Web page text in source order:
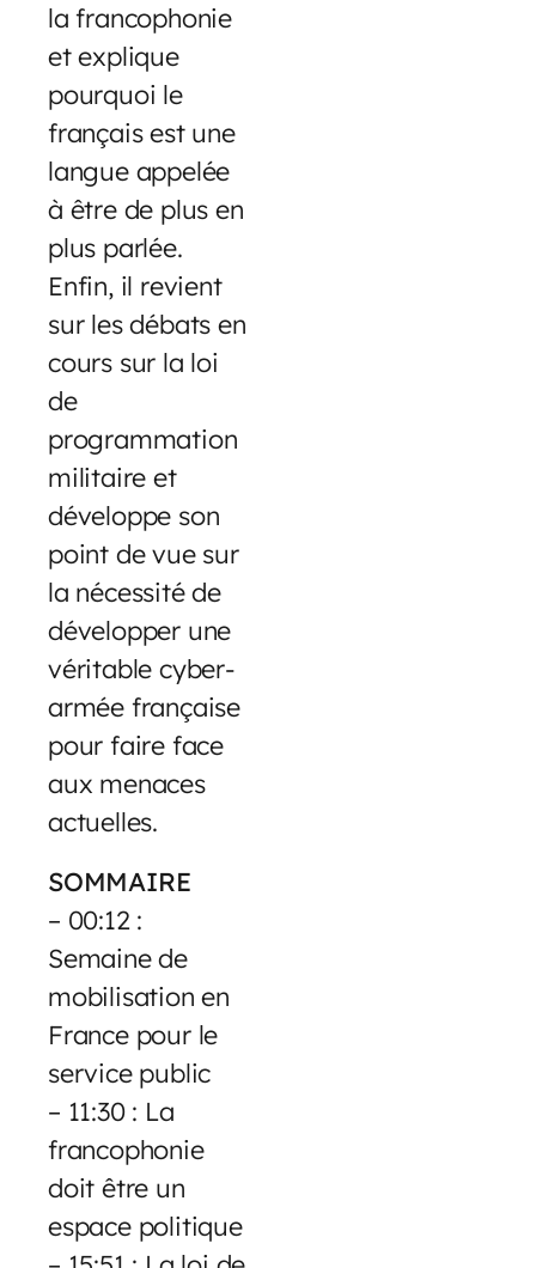
la francophonie
et explique
pourquoi le
français est une
langue appelée
à être de plus en
plus parlée.
Enfin, il revient
sur les débats en
cours sur la loi
de
programmation
militaire et
développe son
point de vue sur
la nécessité de
développer une
véritable cyber-
armée française
pour faire face
aux menaces
actuelles.
SOMMAIRE
– 00:12 :
Semaine de
mobilisation en
France pour le
service public
– 11:30 : La
francophonie
doit être un
espace politique